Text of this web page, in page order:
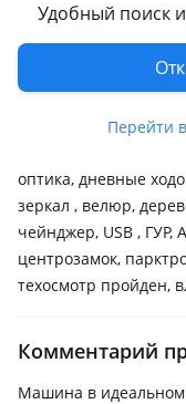
Удобный поиск
Перейти
Руль
Цвет
Растаможен в
оптика, дневные
зеркал , велюр,
чейнджер, USB , ГУР,
центрозамок,
техосмотр пройден,
Комментарий
Машина в идеальном